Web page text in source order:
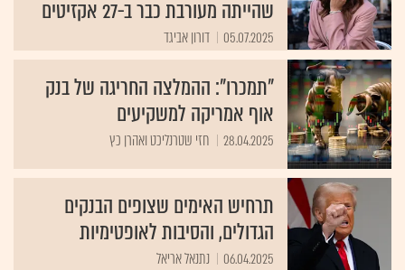
שהייתה מעורבת כבר ב-27 אקזיטים
05.07.2025 דורון אביגד
"תמכרו": ההמלצה החריגה של בנק
אוף אמריקה למשקיעים
28.04.2025 חזי שטרנליכט ואהרן כץ
תרחיש האימים שצופים הבנקים
הגדולים, והסיבות לאופטימיות
06.04.2025 נתנאל אריאל